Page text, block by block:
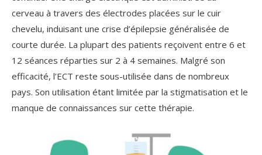
cerveau à travers des électrodes placées sur le cuir
chevelu, induisant une crise d’épilepsie généralisée de
courte durée. La plupart des patients reçoivent entre 6 et
12 séances réparties sur 2 à 4 semaines. Malgré son
efficacité, l’ECT reste sous-utilisée dans de nombreux
pays. Son utilisation étant limitée par la stigmatisation et le
manque de connaissances sur cette thérapie.